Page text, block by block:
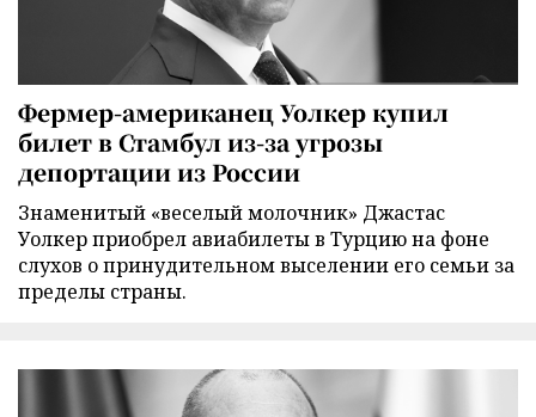
Фермер-американец Уолкер купил
билет в Стамбул из-за угрозы
депортации из России
Знаменитый «веселый молочник» Джастас
Уолкер приобрел авиабилеты в Турцию на фоне
слухов о принудительном выселении его семьи за
пределы страны.